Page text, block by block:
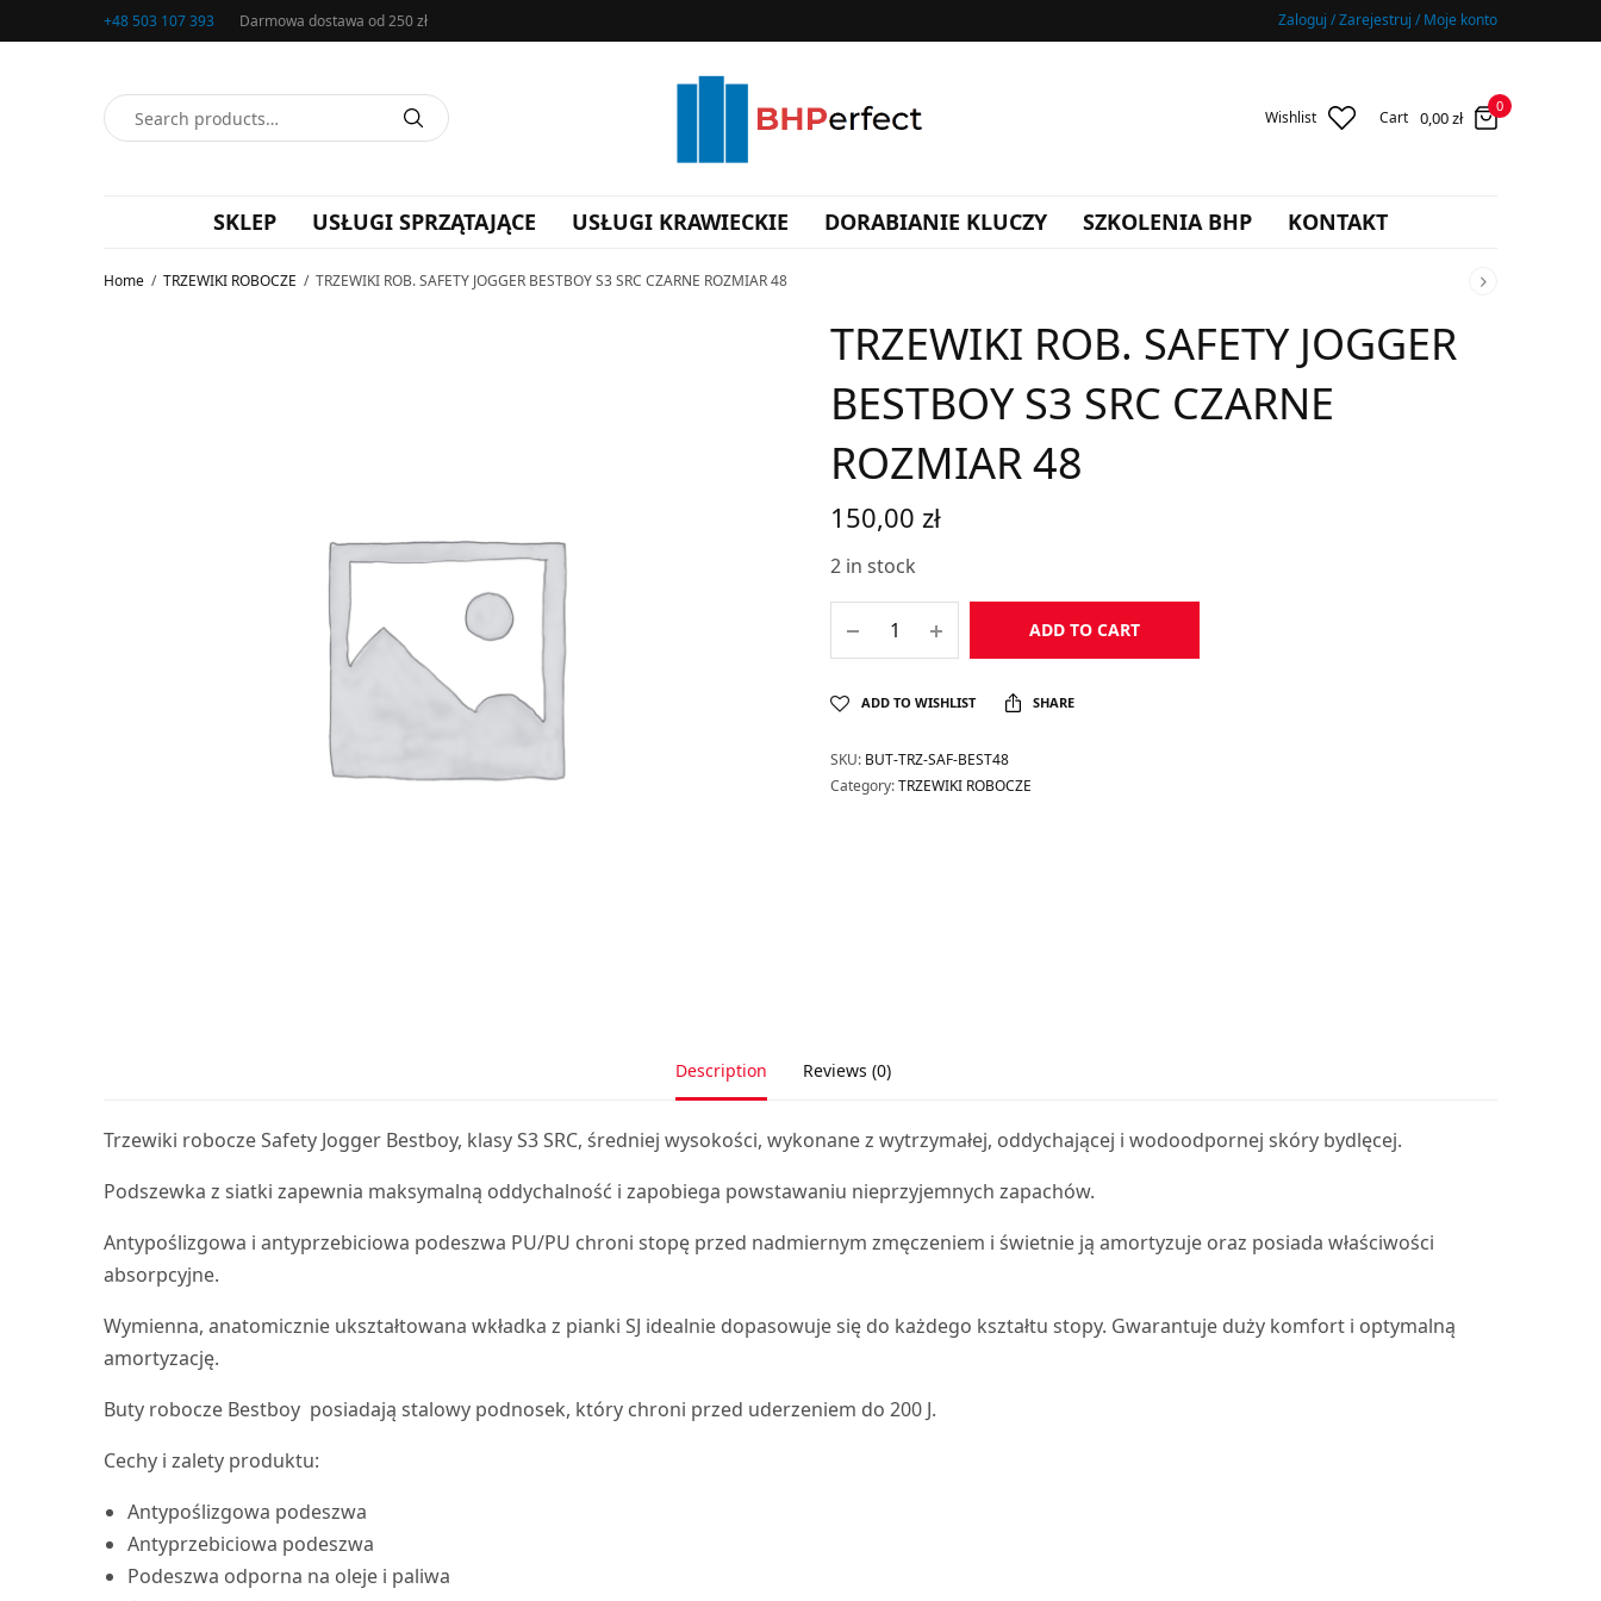
+48 503 107 393 Darmowa dostawa od 250 zł Zaloguj / Zarejestruj / Moje konto
Wishlist Cart 0,00zł
0
SKLEP USŁUGI SPRZĄTAJĄCE USŁUGI KRAWIECKIE DORABIANIE KLUCZY SZKOLENIA BHP KONTAKT
Home / TRZEWIKI ROBOCZE / TRZEWIKI ROB. SAFETY JOGGER BESTBOY S3 SRC CZARNE ROZMIAR 48
TRZEWIKI ROB. SAFETY JOGGER
BESTBOY S3 SRC CZARNE
ROZMIAR 48
150,00 zł
2 in stock
ADD TO CART
ADD TO WISHLIST SHARE
SKU: BUT-TRZ-SAF-BEST48
Category:TRZEWIKI ROBOCZE
Description Reviews (0)
Trzewiki robocze Safety Jogger Bestboy, klasy S3 SRC, średniej wysokości, wykonane z wytrzymałej, oddychającej i wodoodpornej skóry bydlęcej.
Podszewka z siatki zapewnia maksymalną oddychalność i zapobiega powstawaniu nieprzyjemnych zapachów.
Antypoślizgowa i antyprzebiciowa podeszwa PU/PU chroni stopę przed nadmiernym zmęczeniem i świetnie ją amortyzuje oraz posiada właściwości
absorpcyjne.
Wymienna, anatomicznie ukształtowana wkładka z pianki SJ idealnie dopasowuje się do każdego kształtu stopy. Gwarantuje duży komfort i optymalną
amortyzację.
Buty robocze Bestboy posiadają stalowy podnosek, który chroni przed uderzeniem do 200 J.
Cechy i zalety produktu:
Antypoślizgowa podeszwa
Antyprzebiciowa podeszwa
Podeszwa odporna na oleje i paliwa